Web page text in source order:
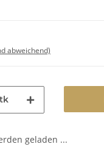
abweichend)
geladen ...